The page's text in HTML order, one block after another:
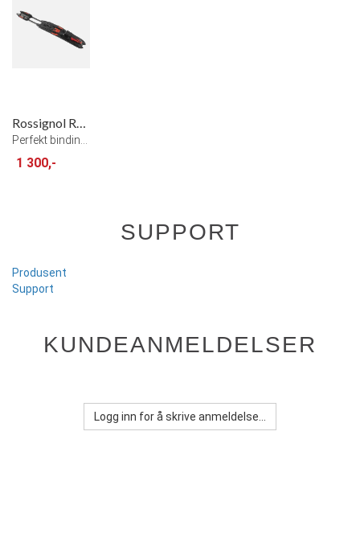
Rossignol Race Pro Skate Binding
1 300,-
SUPPORT
Produsent
Support
KUNDEANMELDELSER
Logg inn for å skrive anmeldelse...